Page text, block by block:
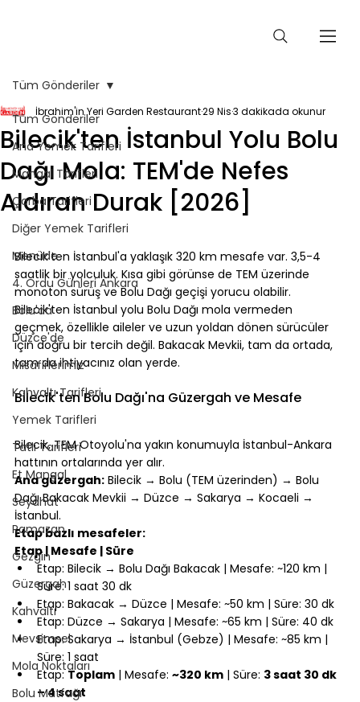
Tüm Gönderiler
Ana Yemek Tarifleri
Mangal Tarifleri
Çorba Tarifleri
Diğer Yemek Tarifleri
Menüde
4. Ordu Günleri Ankara
Bolu'da
Düzce'de
Misafirlerimiz
Kahvaltı Tarifleri
Yemek Tarifleri
Tatlı Tarifleri
Et Mangal
Seyahat
Ramazan
Gezgin
Güzergah
Kahvaltı
Mevsimsel
Mola Noktaları
Bolu Mutfağı
Tüm Gönderiler
Bilecik'ten İstanbul Yolu Bolu
Dağı Mola: TEM'de Nefes
Aldıran Durak [2026]
İbrahim'in Yeri Garden Restaurant29 Nis3 dakikada okunur
Bilecik'ten İstanbul'a yaklaşık 320 km mesafe var. 3,5-4
saatlik bir yolculuk. Kısa gibi görünse de TEM üzerinde
monoton sürüş ve Bolu Dağı geçişi yorucu olabilir.
Bilecik'ten İstanbul yolu Bolu Dağı mola vermeden
geçmek, özellikle aileler ve uzun yoldan dönen sürücüler
için doğru bir tercih değil. Bakacak Mevkii, tam da ortada,
tam da ihtiyacınız olan yerde.
Bilecik'ten Bolu Dağı'na Güzergah ve Mesafe
⠀
Bilecik, TEM Otoyolu'na yakın konumuyla İstanbul-Ankara
hattının ortalarında yer alır.
Ana güzergah: Bilecik → Bolu (TEM üzerinden) → Bolu
Dağı Bakacak Mevkii → Düzce → Sakarya → Kocaeli →
İstanbul.
Etap bazlı mesafeler:
Etap | Mesafe | Süre
Etap: Bilecik → Bolu Dağı Bakacak | Mesafe: ~120 km |
Süre: 1 saat 30 dk
Etap: Bakacak → Düzce | Mesafe: ~50 km | Süre: 30 dk
Etap: Düzce → Sakarya | Mesafe: ~65 km | Süre: 40 dk
Etap: Sakarya → İstanbul (Gebze) | Mesafe: ~85 km |
Süre: 1 saat
Etap: Toplam | Mesafe: ~320 km | Süre: 3 saat 30 dk
– 4 saat